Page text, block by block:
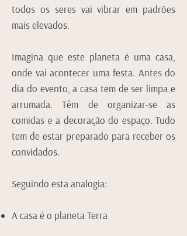
todos os seres vai vibrar em padrões
mais elevados.
Imagina que este planeta é uma casa,
onde vai acontecer uma festa. Antes do
dia do evento, a casa tem de ser limpa e
arrumada. Têm de organizar-se as
comidas e a decoração do espaço. Tudo
tem de estar preparado para receber os
convidados.
Seguindo esta analogia:
A casa é o planeta Terra